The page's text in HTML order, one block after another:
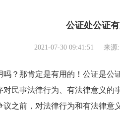
公证处公证
2021-07-30 09:41:51 来源
？那肯定是有用的！公证是公
对民事法律行为、有法律意义的
议之前，对法律行为和有法律意